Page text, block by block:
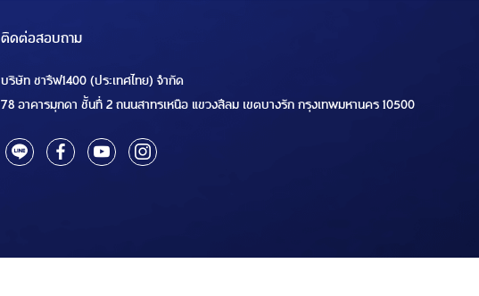
ติดต่อสอบถาม
บริษัท ชารีฟ1400 (ประเทศไทย) จำกัด
78 อาคารมุกดา ชั้นที่ 2 ถนนสาทรเหนือ แขวงสีลม เขตบางรัก กรุงเทพมหานคร 10500